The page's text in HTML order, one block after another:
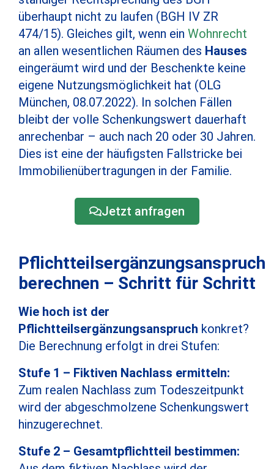
überhaupt nicht zu laufen (BGH IV ZR
474/15). Gleiches gilt, wenn ein Wohnrecht
an allen wesentlichen Räumen des Hauses
eingeräumt wird und der Beschenkte keine
eigene Nutzungsmöglichkeit hat (OLG
München, 08.07.2022). In solchen Fällen
bleibt der volle Schenkungswert dauerhaft
anrechenbar – auch nach 20 oder 30 Jahren.
Dies ist eine der häufigsten Fallstricke bei
Immobilienübertragungen in der Familie.
Jetzt anfragen
Pflichtteilsergänzungsanspruch
berechnen – Schritt für Schritt
Wie hoch ist der
Pflichtteilsergänzungsanspruch konkret?
Die Berechnung erfolgt in drei Stufen:
Stufe 1 – Fiktiven Nachlass ermitteln:
Zum realen Nachlass zum Todeszeitpunkt
wird der abgeschmolzene Schenkungswert
hinzugerechnet.
Stufe 2 – Gesamtpflichtteil bestimmen: